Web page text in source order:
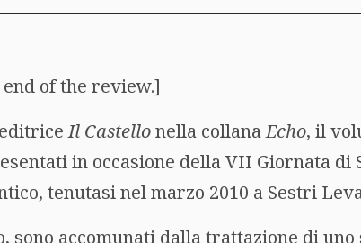
of the review.]
Il Castellonella collanaEcho, il
in occasione della VII Giornata di
tenutasi nel marzo 2010 a Sestri
sono accomunati dalla trattazione di uno